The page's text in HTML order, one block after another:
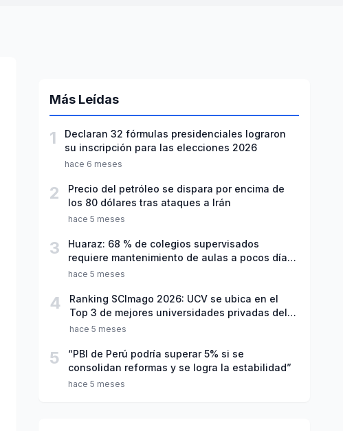
Más Leídas
1
Declaran 32 fórmulas presidenciales lograron
su inscripción para las elecciones 2026
hace 6 meses
2
Precio del petróleo se dispara por encima de
los 80 dólares tras ataques a Irán
hace 5 meses
3
Huaraz: 68 % de colegios supervisados
requiere mantenimiento de aulas a pocos días
de inicio del año escolar 2026
hace 5 meses
4
Ranking SCImago 2026: UCV se ubica en el
Top 3 de mejores universidades privadas del
Perú
hace 5 meses
5
“PBI de Perú podría superar 5% si se
consolidan reformas y se logra la estabilidad”
hace 5 meses